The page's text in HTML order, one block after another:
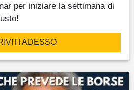
per iniziare la settimana di
ADESSO